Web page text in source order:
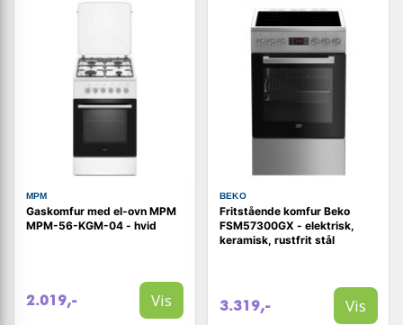
MPM
Gaskomfur med el-ovn MPM
MPM-56-KGM-04 - hvid
2.019,- Vis
BEKO
Fritstående komfur Beko
FSM57300GX - elektrisk,
keramisk, rustfrit stål
3.319,- Vis